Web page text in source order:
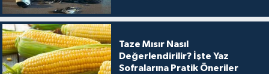
Taze Mısır Nasıl
Değerlendirilir? İşte Yaz
Sofralarına Pratik Öneriler